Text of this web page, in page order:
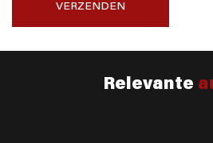
VERZENDEN
Relevante